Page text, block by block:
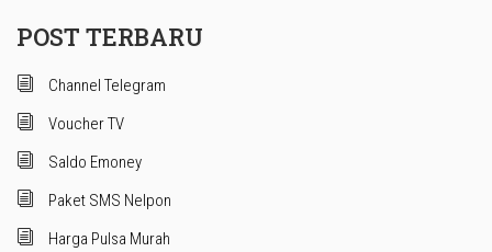
POST TERBARU
Channel Telegram
Voucher TV
Saldo Emoney
Paket SMS Nelpon
Harga Pulsa Murah